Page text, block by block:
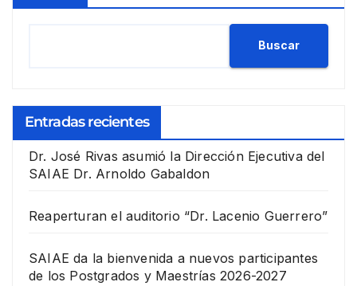
Buscar
Entradas recientes
Dr. José Rivas asumió la Dirección Ejecutiva del
SAIAE Dr. Arnoldo Gabaldon
Reaperturan el auditorio “Dr. Lacenio Guerrero”
SAIAE da la bienvenida a nuevos participantes
de los Postgrados y Maestrías 2026-2027